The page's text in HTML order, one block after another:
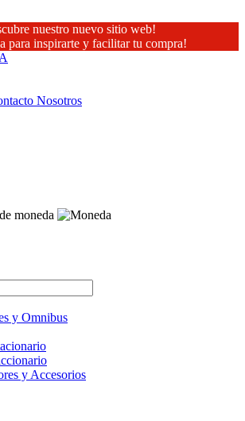
nuestro nuevo sitio web!
para inspirarte y facilitar tu compra!
Nosotros
y Omnibus
y Accesorios